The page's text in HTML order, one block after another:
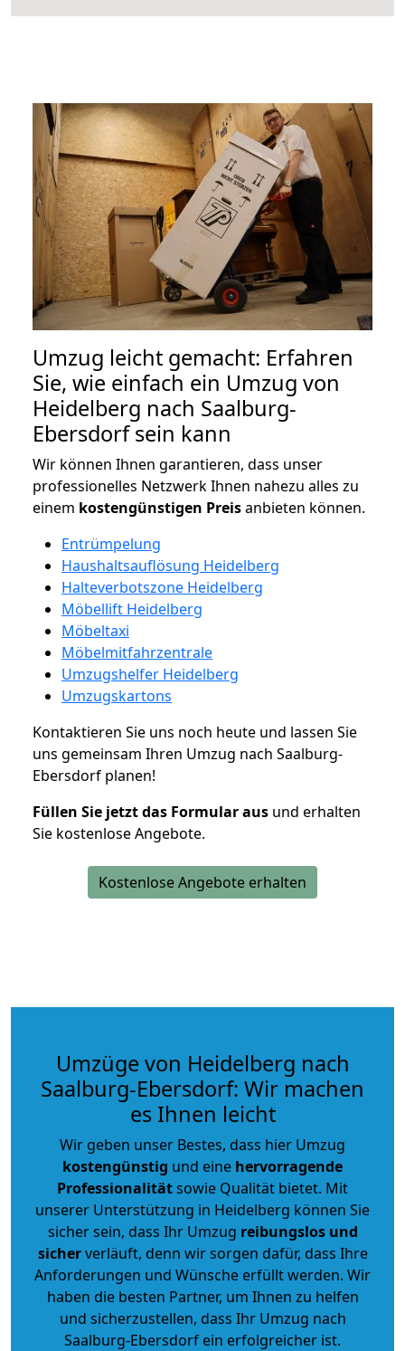
Umzug leicht gemacht: Erfahren
Sie, wie einfach ein Umzug von
Heidelberg nach Saalburg-
Ebersdorf sein kann
Wir können Ihnen garantieren, dass unser
professionelles Netzwerk Ihnen nahezu alles zu
einem kostengünstigen Preisanbieten können.
Entrümpelung
Haushaltsauflösung Heidelberg
Halteverbotszone Heidelberg
Möbellift Heidelberg
Möbeltaxi
Möbelmitfahrzentrale
Umzugshelfer Heidelberg
Umzugskartons
Kontaktieren Sie uns noch heute und lassen Sie
uns gemeinsam Ihren Umzug nach Saalburg-
Ebersdorf planen!
Füllen Sie jetzt das Formular aus und erhalten
Sie kostenlose Angebote.
Kostenlose Angebote erhalten
Umzüge von Heidelberg nach
Saalburg-Ebersdorf: Wir machen
es Ihnen leicht
Wir geben unser Bestes, dass hier Umzug
kostengünstig und eine hervorragende
Professionalitätsowie Qualität bietet. Mit
unserer Unterstützung in Heidelberg können Sie
sicher sein, dass Ihr Umzug reibungslos und
sicherverläuft, denn wir sorgen dafür, dass Ihre
Anforderungen und Wünsche erfüllt werden. Wir
haben die besten Partner, um Ihnen zu helfen
und sicherzustellen, dass Ihr Umzug nach
Saalburg-Ebersdorf ein erfolgreicher ist.